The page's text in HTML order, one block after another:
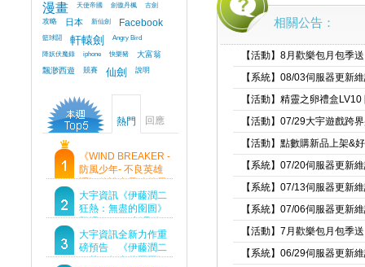
漫畫 天使帝國 劍傲丹楓
古劍
攻略
日本 新仙劍 Facebook
籃球鬪 軒轅劍
Angry Bird
降妖伏魔錄
iphone 快樂豬
大富翁
飄渺西遊
競賽 仙劍 說明
熱門 回應
《WIND BREAKER -
防風少年- 不良英雄
譚》傳說中最強的男
人現身！即將顛覆風
鈴高中！
大宇資訊《伊藤潤二
狂熱：無盡的囹圄》
登場 Steam 新品節
首支預告片及遊戲
Demo重磅釋出
大宇資訊全新力作重
磅預告 《伊藤潤二
狂熱：無盡的囹圄》
相關公告：
【活動】8月歡樂包月包季送
【系統】08/03伺服器更新
【活動】精靈之卵禮盒
【活動】07/29大宇遊戲跨
【活動】點數購新品上架&
【系統】07/20伺服器更新
【系統】07/13伺服器更新
【系統】07/06伺服器更新
【活動】7月歡樂包月包季送
【系統】06/29伺服器更新